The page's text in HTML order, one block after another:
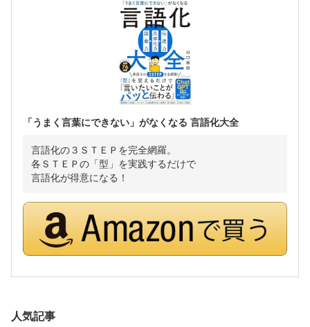
「うまく言葉にできない」がなくなる 言語化大全
言語化の３ＳＴＥＰを完全網羅。
各ＳＴＥＰの「型」を実践するだけで
言語化が得意になる！
人気記事